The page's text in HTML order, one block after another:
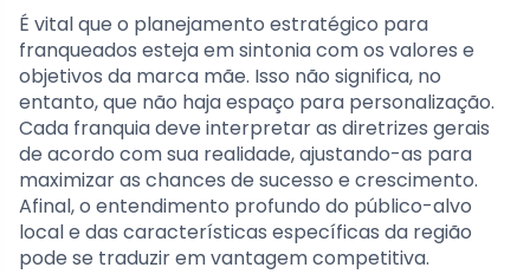
É vital que o planejamento estratégico para
franqueados esteja em sintonia com os valores e
objetivos da marca mãe. Isso não significa, no
entanto, que não haja espaço para personalização.
Cada franquia deve interpretar as diretrizes gerais
de acordo com sua realidade, ajustando-as para
maximizar as chances de sucesso e crescimento.
Afinal, o entendimento profundo do público-alvo
local e das características específicas da região
pode se traduzir em vantagem competitiva.